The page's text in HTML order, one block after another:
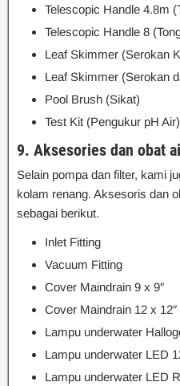
Telescopic Handle 4.8m
Telescopic Handle 8
Leaf Skimmer (Serokan
Leaf Skimmer (Serokan
Pool Brush (Sikat)
Test Kit (Pengukur pH Air)
9. Aksesories dan obat
Selain pompa dan filter, kami
kolam renang. Aksesoris dan
sebagai berikut.
Inlet Fitting
Vacuum Fitting
Cover Maindrain 9 x 9″
Cover Maindrain 12 x 12″
Lampu underwater
Lampu underwater LED
Lampu underwater LED